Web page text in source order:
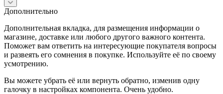
Дополнительно
Дополнительная вкладка, для размещения информации о
магазине, доставке или любого другого важного контента.
Поможет вам ответить на интересующие покупателя вопросы
и развеять его сомнения в покупке. Используйте её по своему
усмотрению.
Вы можете убрать её или вернуть обратно, изменив одну
галочку в настройках компонента. Очень удобно.